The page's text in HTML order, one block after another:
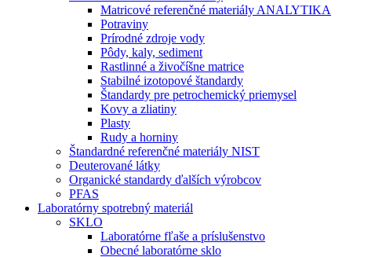
Matricové referenčné materiály ANALYTIKA
Potraviny
Prírodné zdroje vody
Pôdy, kaly, sediment
Rastlinné a živočíšne matrice
Stabilné izotopové štandardy
Štandardy pre petrochemický priemysel
Kovy a zliatiny
Plasty
Rudy a horniny
Štandardné referenčné materiály NIST
Deuterované látky
Organické standardy ďalších výrobcov
PFAS
Laboratórny spotrebný materiál
SKLO
Laboratórne fľaše a príslušenstvo
Obecné laboratórne sklo